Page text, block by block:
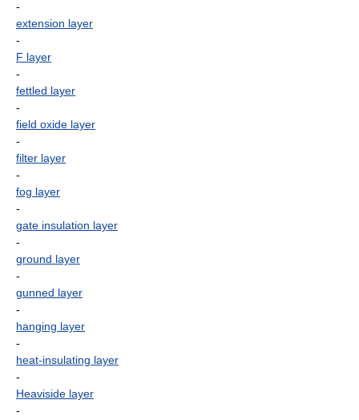
-
extension layer
-
F layer
-
fettled layer
-
field oxide layer
-
filter layer
-
fog layer
-
gate insulation layer
-
ground layer
-
gunned layer
-
hanging layer
-
heat-insulating layer
-
Heaviside layer
-